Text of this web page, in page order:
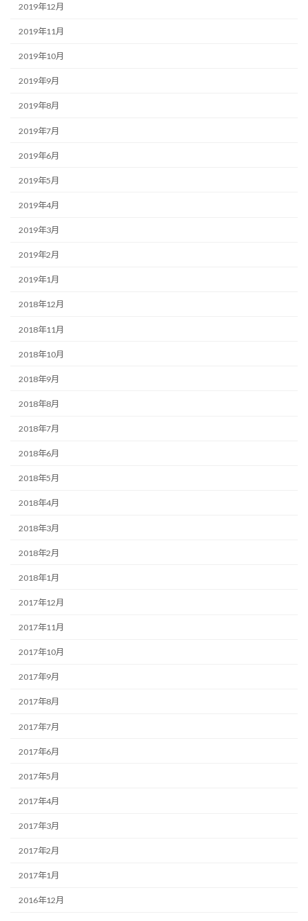
2019年12月
2019年11月
2019年10月
2019年9月
2019年8月
2019年7月
2019年6月
2019年5月
2019年4月
2019年3月
2019年2月
2019年1月
2018年12月
2018年11月
2018年10月
2018年9月
2018年8月
2018年7月
2018年6月
2018年5月
2018年4月
2018年3月
2018年2月
2018年1月
2017年12月
2017年11月
2017年10月
2017年9月
2017年8月
2017年7月
2017年6月
2017年5月
2017年4月
2017年3月
2017年2月
2017年1月
2016年12月